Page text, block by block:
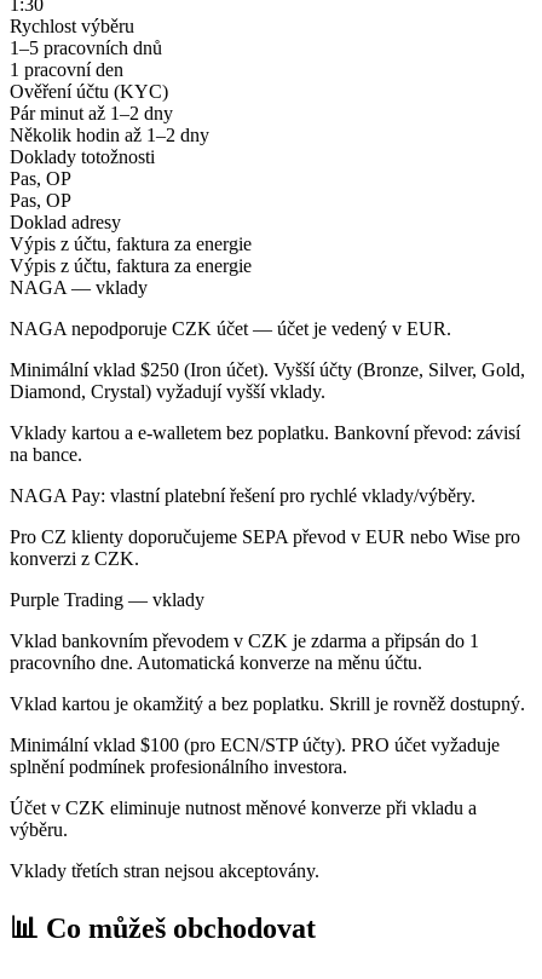
1:30
Rychlost výběru
1–5 pracovních dnů
1 pracovní den
Ověření účtu (KYC)
Pár minut až 1–2 dny
Několik hodin až 1–2 dny
Doklady totožnosti
Pas, OP
Pas, OP
Doklad adresy
Výpis z účtu, faktura za energie
Výpis z účtu, faktura za energie
NAGA — vklady
NAGA nepodporuje CZK účet — účet je vedený v EUR.
Minimální vklad $250 (Iron účet). Vyšší účty (Bronze, Silver, Gold,
Diamond, Crystal) vyžadují vyšší vklady.
Vklady kartou a e-walletem bez poplatku. Bankovní převod: závisí
na bance.
NAGA Pay: vlastní platební řešení pro rychlé vklady/výběry.
Pro CZ klienty doporučujeme SEPA převod v EUR nebo Wise pro
konverzi z CZK.
Purple Trading — vklady
Vklad bankovním převodem v CZK je zdarma a připsán do 1
pracovního dne. Automatická konverze na měnu účtu.
Vklad kartou je okamžitý a bez poplatku. Skrill je rovněž dostupný.
Minimální vklad $100 (pro ECN/STP účty). PRO účet vyžaduje
splnění podmínek profesionálního investora.
Účet v CZK eliminuje nutnost měnové konverze při vkladu a
výběru.
Vklady třetích stran nejsou akceptovány.
📊 Co můžeš obchodovat